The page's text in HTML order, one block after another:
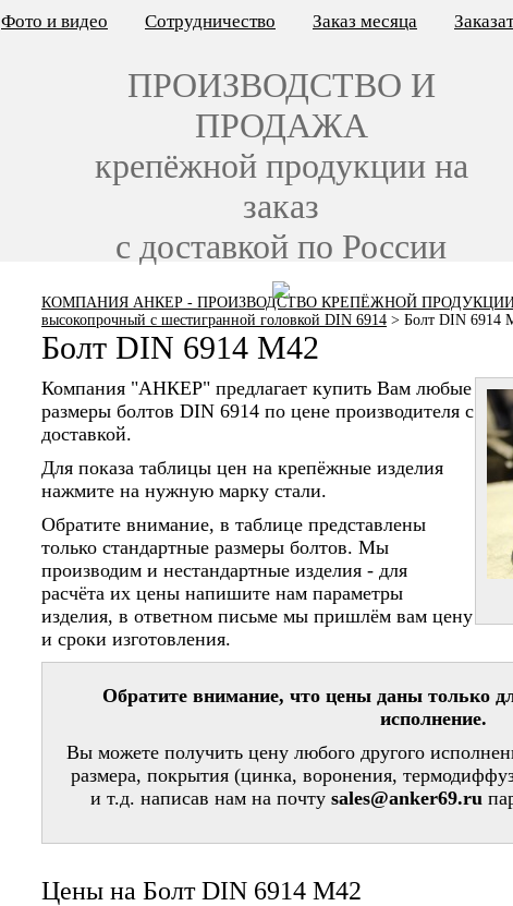
КОМПАНИЯ АНКЕР - ПРОИЗВОДСТВО КРЕПЁЖНОЙ
высокопрочный с шестигранной головкой DIN 6914 > Болт DIN 6914
Болт DIN 6914 M42
Компания "АНКЕР" предлагает купить Вам любые
размеры болтов DIN 6914 по цене производителя с
доставкой.
Для показа таблицы цен на крепёжные изделия
нажмите на нужную марку стали.
Обратите внимание, в таблице представлены
только стандартные размеры болтов. Мы
производим и нестандартные изделия - для
расчёта их цены напишите нам параметры
изделия, в ответном письме мы пришлём вам цену
и сроки изготовления.
Обратите внимание, что цены даны только
исполнение.
Вы можете получить цену любого другого
размера, покрытия (цинка, воронения,
и т.д. написав нам на почту sales@anker69.ru
Цены на Болт DIN 6914 М42
Фото и видео Сотрудничество Заказ месяца
ПРОИЗВОДСТВО И
ПРОДАЖА
крепёжной продукции на
заказ
с доставкой по России